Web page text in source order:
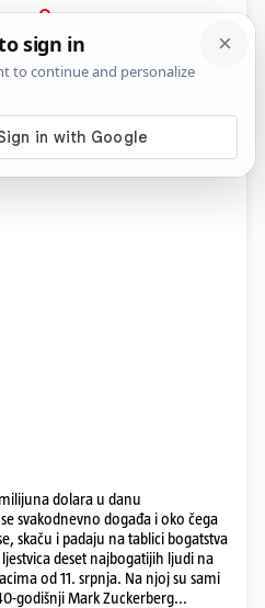
PRIJAVA
Komentari
ljudi na svijetu
dolara u danu
svakodnevno događa i oko čega
skaču i padaju na tablici bogatstva
deset najbogatijih ljudi na
od 11. srpnja. Na njoj su sami
godišnji Mark Zuckerberg...